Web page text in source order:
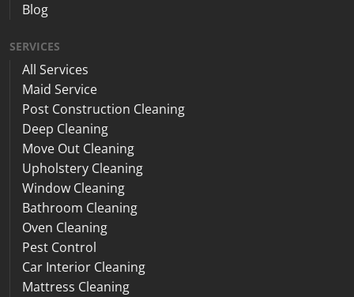
Blog
SERVICES
All Services
Maid Service
Post Construction Cleaning
Deep Cleaning
Move Out Cleaning
Upholstery Cleaning
Window Cleaning
Bathroom Cleaning
Oven Cleaning
Pest Control
Car Interior Cleaning
Mattress Cleaning